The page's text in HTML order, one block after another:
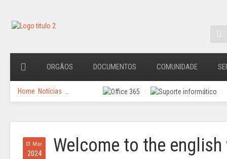
ORGÃOS DOCUMENTOS COMUNIDADE
Home Notícias
01 Mar.
2024 Welcome to the english